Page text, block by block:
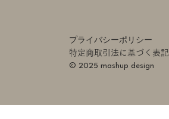
プライバシーポリシー
特定商取引法に基づく表記
© 2025 mashup design